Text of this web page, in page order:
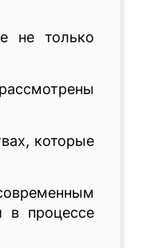
не только
которые
в процессе